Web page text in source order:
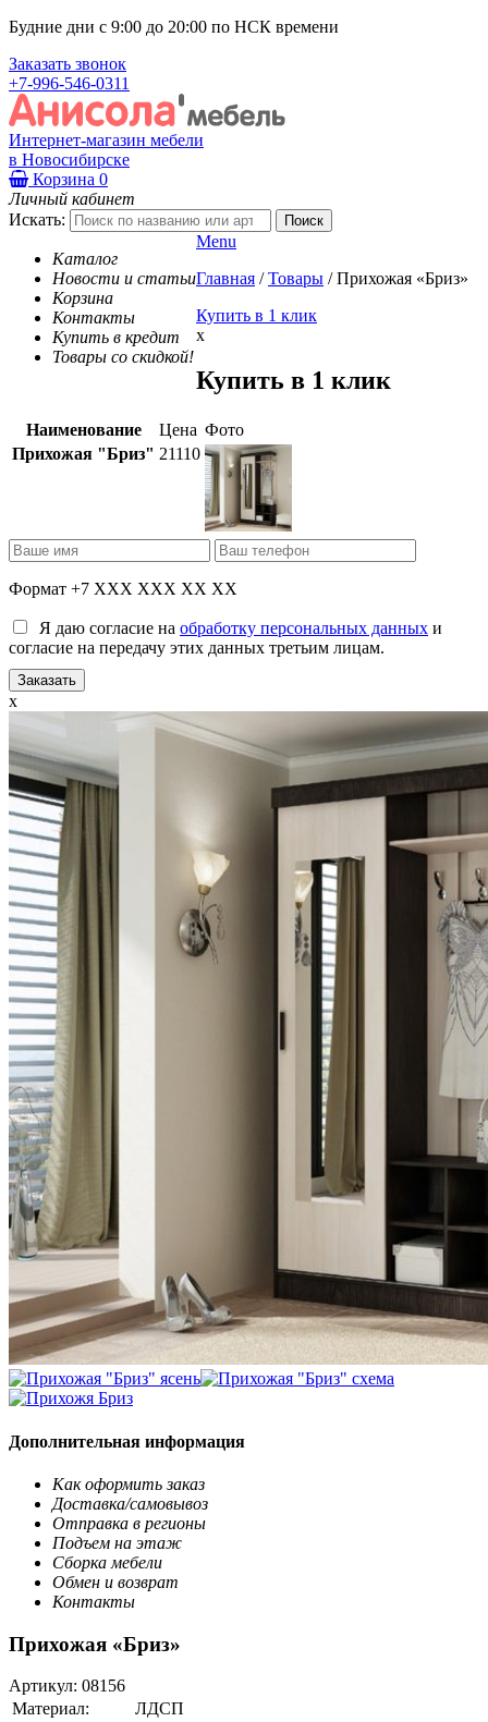
Будние дни с 9:00 до 20:00 по НСК времени
Заказать звонок
+7-996-546-0311
Интернет-магазин мебели
в Новосибирске
Корзина 0
Личный кабинет
Искать:
Каталог
Новости и статьи
Корзина
Контакты
Купить в кредит
Товары со скидкой!
Menu
Главная / Товары / Прихожая «Бриз»
Купить в 1 клик
x
Купить в 1 клик
Наименование Цена Фото
Прихожая "Бриз" 21110
Формат +7 XXX XXX XX XX
Я даю согласие на обработку персональных данных и
согласие на передачу этих данных третьим лицам.
x
Дополнительная информация
Как оформить заказ
Доставка/самовывоз
Отправка в регионы
Подъем на этаж
Сборка мебели
Обмен и возврат
Контакты
Прихожая «Бриз»
Артикул: 08156
Материал:
ЛДСП